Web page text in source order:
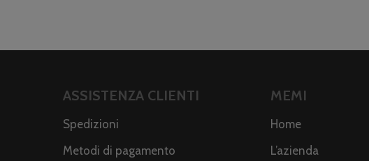
ASSISTENZA CLIENTI
Spedizioni
Metodi di pagamento
MEMI
Home
L’azienda